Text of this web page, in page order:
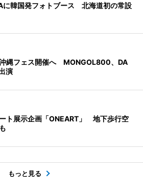
に韓国発フォトブース 北海道初の常設
縄フェス開催へ MONGOL800、DA
演
ト展示企画「ONEART」 地下歩行空
もっと見る